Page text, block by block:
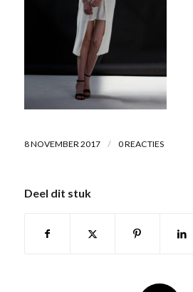
8 NOVEMBER 2017 / 0 REACTIES
Deel dit stuk